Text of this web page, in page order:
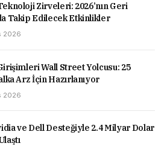
Zirveleri: 2026’nın Geri
Takip Edilecek Etkinlikler
2026
Wall Street Yolcusu: 25
Arz İçin Hazırlanıyor
2026
ve Dell Desteğiyle 2.4 Milyar Dolar